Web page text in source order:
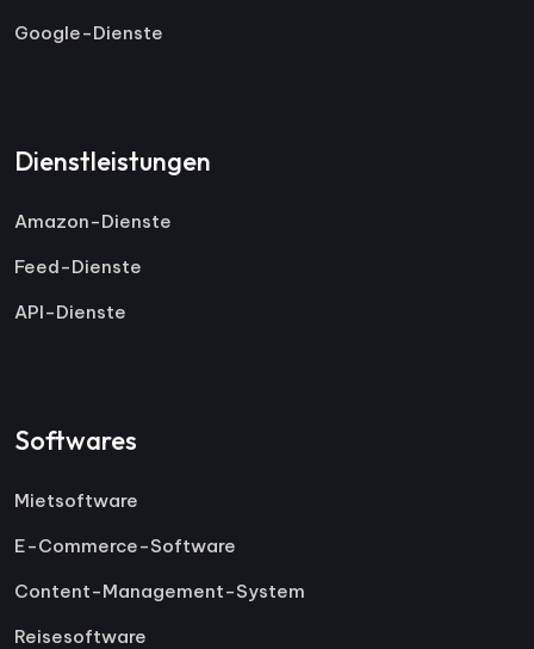
Google-Dienste
Dienstleistungen
Amazon-Dienste
Feed-Dienste
API-Dienste
Softwares
Mietsoftware
E-Commerce-Software
Content-Management-System
Reisesoftware